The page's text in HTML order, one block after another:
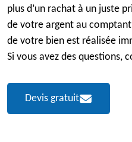
plus d’un rachat à un juste
de votre argent au
de votre bien est réalisée
Si vous avez des questions,
Devis gratuit